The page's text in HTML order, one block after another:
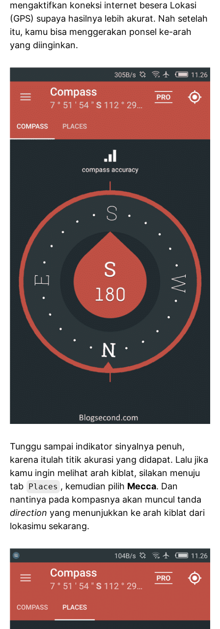
mengaktifkan koneksi internet besera Lokasi
(GPS) supaya hasilnya lebih akurat. Nah setelah
itu, kamu bisa menggerakan ponsel ke-arah
yang diinginkan.
Tunggu sampai indikator sinyalnya penuh,
karena itulah titik akurasi yang didapat. Lalu jika
kamu ingin melihat arah kiblat, silakan menuju
tab Places , kemudian pilih Mecca. Dan
nantinya pada kompasnya akan muncul tanda
direction yang menunjukkan ke arah kiblat dari
lokasimu sekarang.